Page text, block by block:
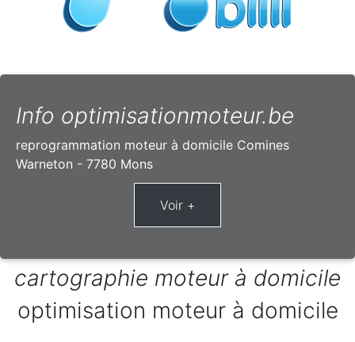
Info optimisationmoteur.be
reprogrammation moteur à domicile Comines
Warneton - 7780 Mons
cartographie moteur à domicile
optimisation moteur à domicile